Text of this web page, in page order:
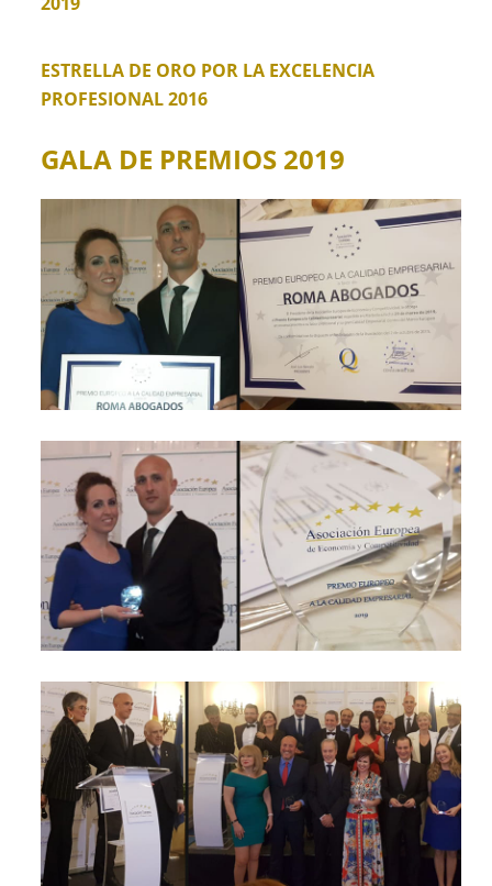
ESTRELLA DE ORO POR LA EXCELENCIA
PROFESIONAL 2016
GALA DE PREMIOS 2019